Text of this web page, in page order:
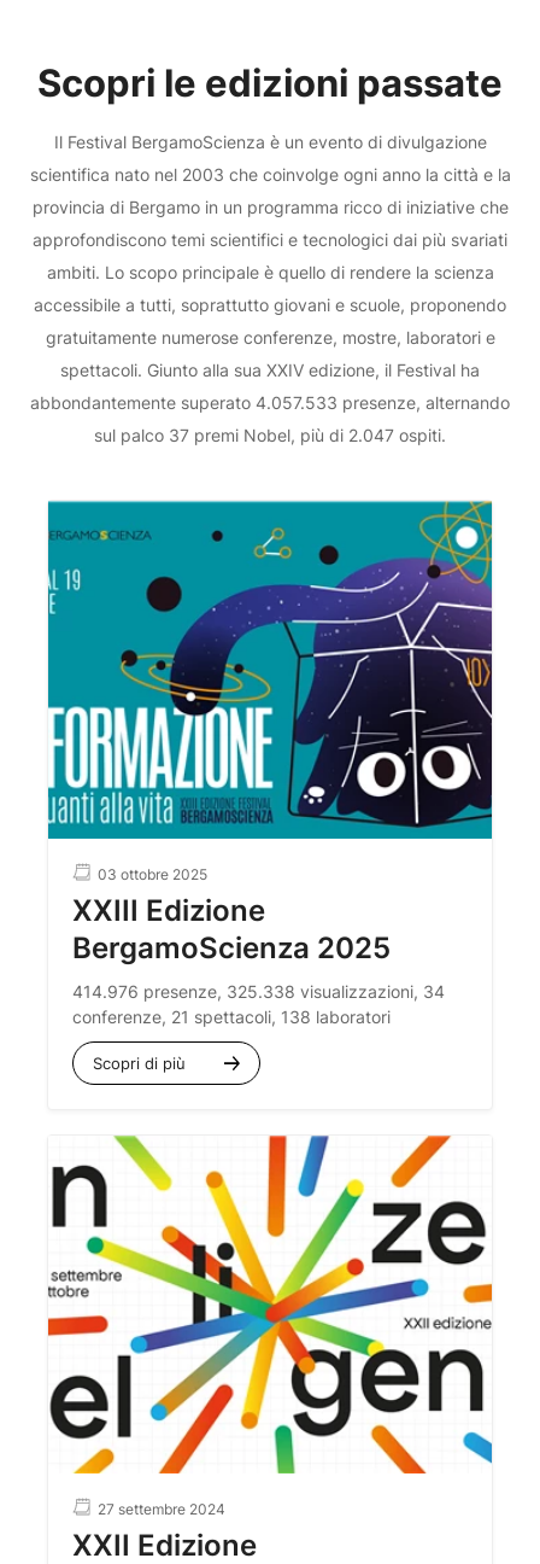
Scopri le edizioni passate
Il Festival BergamoScienza è un evento di divulgazione
scientifica nato nel 2003 che coinvolge ogni anno la città e la
provincia di Bergamo in un programma ricco di iniziative che
approfondiscono temi scientifici e tecnologici dai più svariati
ambiti. Lo scopo principale è quello di rendere la scienza
accessibile a tutti, soprattutto giovani e scuole, proponendo
gratuitamente numerose conferenze, mostre, laboratori e
spettacoli. Giunto alla sua XXIV edizione, il Festival ha
abbondantemente superato 4.057.533 presenze, alternando
sul palco 37 premi Nobel, più di 2.047 ospiti.
03 ottobre 2025
XXIII Edizione
BergamoScienza 2025
414.976 presenze, 325.338 visualizzazioni, 34
conferenze, 21 spettacoli, 138 laboratori
Scopri di più
27 settembre 2024
XXII Edizione